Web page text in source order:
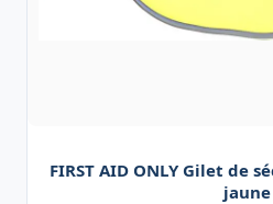
FIRST AID ONLY Gilet de
jaune